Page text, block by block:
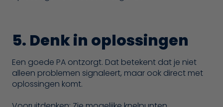
5. Denk in oplossingen
Een goede PA ontzorgt. Dat betekent dat je niet
alleen problemen signaleert, maar ook direct met
oplossingen komt.